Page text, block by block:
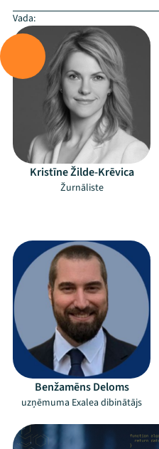
Mana
Viņi bija
Vada:
Kristīne Žilde-Krēvica
Žurnāliste
Benžamēns Deloms
uzņēmuma Exalea dibinātājs